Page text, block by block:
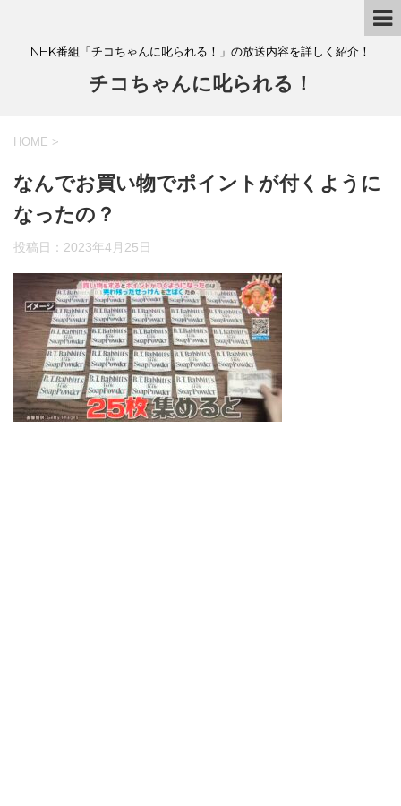
NHK番組「チコちゃんに叱られる！」の放送内容を詳しく紹介！
チコちゃんに叱られる！
HOME >
なんでお買い物でポイントが付くように
なったの？
投稿日： 2023年4月25日